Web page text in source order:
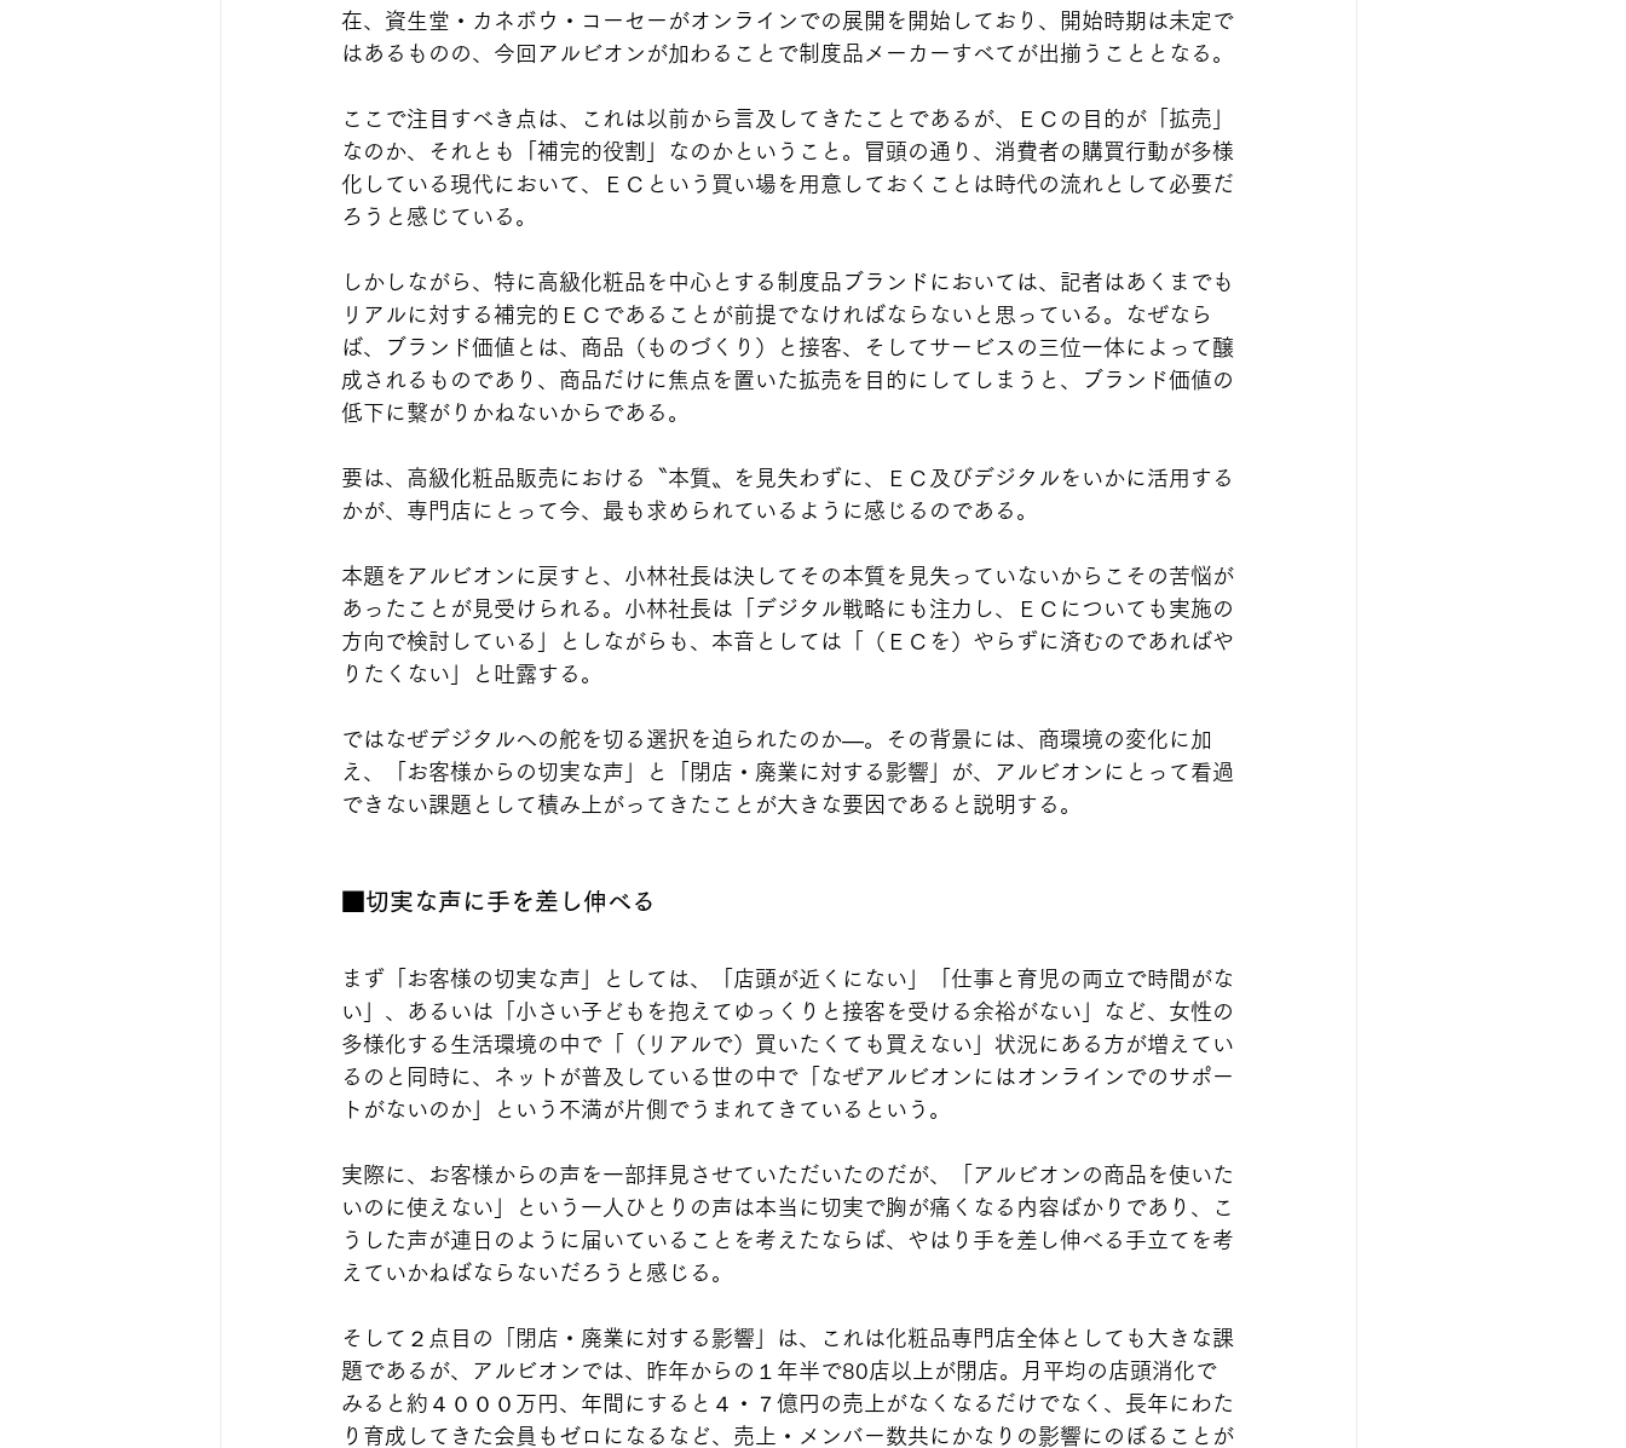
在、資生堂・カネボウ・コーセーがオンラインでの展開を開始しており、開始時期は未定で
はあるものの、今回アルビオンが加わることで制度品メーカーすべてが出揃うこととなる。
ここで注目すべき点は、これは以前から言及してきたことであるが、ＥＣの目的が「拡売」
なのか、それとも「補完的役割」なのかということ。冒頭の通り、消費者の購買行動が多様
化している現代において、ＥＣという買い場を用意しておくことは時代の流れとして必要だ
ろうと感じている。
しかしながら、特に高級化粧品を中心とする制度品ブランドにおいては、記者はあくまでも
リアルに対する補完的ＥＣであることが前提でなければならないと思っている。なぜなら
ば、ブランド価値とは、商品（ものづくり）と接客、そしてサービスの三位一体によって醸
成されるものであり、商品だけに焦点を置いた拡売を目的にしてしまうと、ブランド価値の
低下に繋がりかねないからである。
要は、高級化粧品販売における〝本質〟を見失わずに、ＥＣ及びデジタルをいかに活用する
かが、専門店にとって今、最も求められているように感じるのである。
本題をアルビオンに戻すと、小林社長は決してその本質を見失っていないからこその苦悩が
あったことが見受けられる。小林社長は「デジタル戦略にも注力し、ＥＣについても実施の
方向で検討している」としながらも、本音としては「（ＥＣを）やらずに済むのであればや
りたくない」と吐露する。
ではなぜデジタルへの舵を切る選択を迫られたのか―。その背景には、商環境の変化に加
え、「お客様からの切実な声」と「閉店・廃業に対する影響」が、アルビオンにとって看過
できない課題として積み上がってきたことが大きな要因であると説明する。
■切実な声に手を差し伸べる
まず「お客様の切実な声」としては、「店頭が近くにない」「仕事と育児の両立で時間がな
い」、あるいは「小さい子どもを抱えてゆっくりと接客を受ける余裕がない」など、女性の
多様化する生活環境の中で「（リアルで）買いたくても買えない」状況にある方が増えてい
るのと同時に、ネットが普及している世の中で「なぜアルビオンにはオンラインでのサポー
トがないのか」という不満が片側でうまれてきているという。
実際に、お客様からの声を一部拝見させていただいたのだが、「アルビオンの商品を使いた
いのに使えない」という一人ひとりの声は本当に切実で胸が痛くなる内容ばかりであり、こ
うした声が連日のように届いていることを考えたならば、やはり手を差し伸べる手立てを考
えていかねばならないだろうと感じる。
そして２点目の「閉店・廃業に対する影響」は、これは化粧品専門店全体としても大きな課
題であるが、アルビオンでは、昨年からの１年半で80店以上が閉店。月平均の店頭消化で
みると約４０００万円、年間にすると４・７億円の売上がなくなるだけでなく、長年にわた
り育成してきた会員もゼロになるなど、売上・メンバー数共にかなりの影響にのぼることが